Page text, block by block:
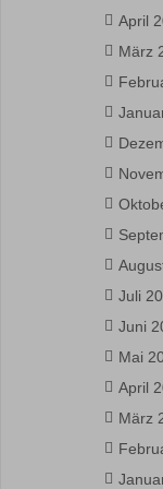
April
März
Juli
Juni
Mai
April
März